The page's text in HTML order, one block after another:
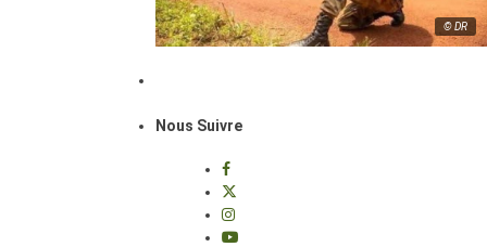
© DR
Nous Suivre